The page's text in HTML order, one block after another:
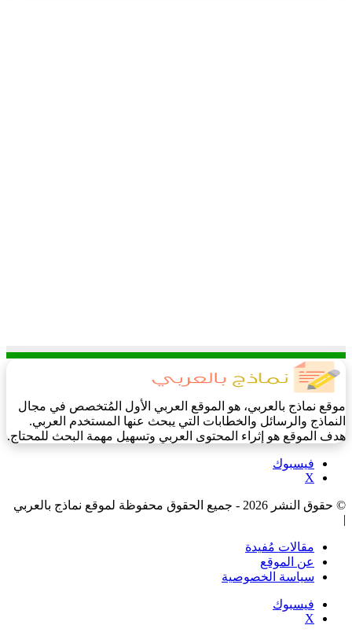
موقع نماذج بالعربي، هو الموقع العربي الأول المُتخصص في مجال
النماذج والرسائل والخطابات التي يبحث عنها المستخدم العربي.
هدف الموقع هو إثراء المحتوى العربي وتسهيل مهمة البحث للمحتاج.
فيسبوك
‫X
© حقوق النشر 2026 - جميع الحقوق محفوظة لموقع نماذج بالعربي
|
مقالات مُفيدة
عن الموقع
سياسة الخصوصية
فيسبوك
‫X